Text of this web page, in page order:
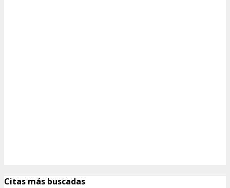
Citas más buscadas